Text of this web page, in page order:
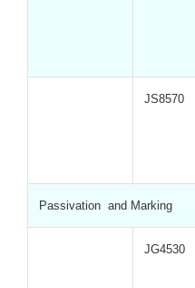
JS8570
Passivation and Marking
JG4530